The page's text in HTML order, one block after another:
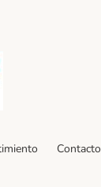
Contacto